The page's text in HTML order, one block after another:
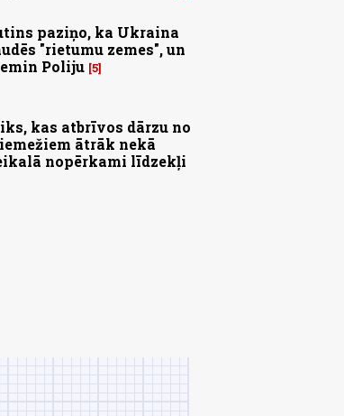
paziņo, ka Ukraina
"rietumu zemes", un
Poliju 5
kas atbrīvos dārzu no
ātrāk nekā
nopērkami līdzekļi